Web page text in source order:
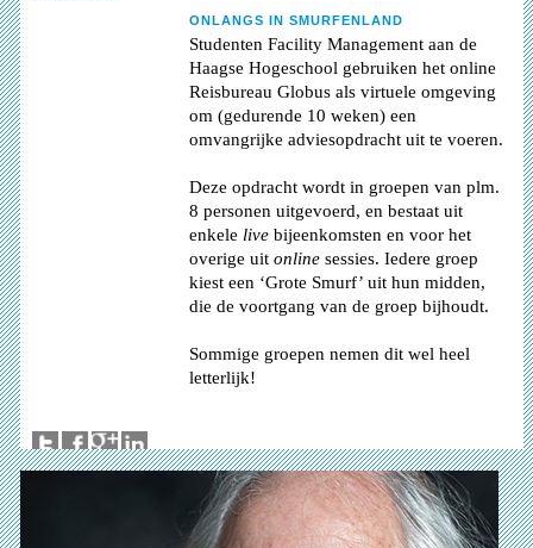
ONLANGS IN SMURFENLAND
Studenten Facility Management aan de
Haagse Hogeschool gebruiken het online
Reisbureau Globus als virtuele omgeving
om (gedurende 10 weken) een
omvangrijke adviesopdracht uit te voeren.
Deze opdracht wordt in groepen van plm.
8 personen uitgevoerd, en bestaat uit
enkele live bijeenkomsten en voor het
overige uit online sessies. Iedere groep
kiest een ‘Grote Smurf’ uit hun midden,
die de voortgang van de groep bijhoudt.
Sommige groepen nemen dit wel heel
letterlijk!